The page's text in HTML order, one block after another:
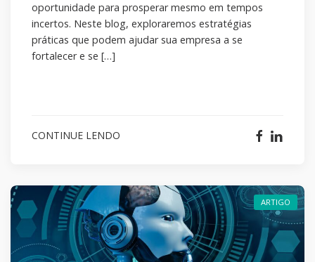
oportunidade para prosperar mesmo em tempos
incertos. Neste blog, exploraremos estratégias
práticas que podem ajudar sua empresa a se
fortalecer e se […]
CONTINUE LENDO
ARTIGO